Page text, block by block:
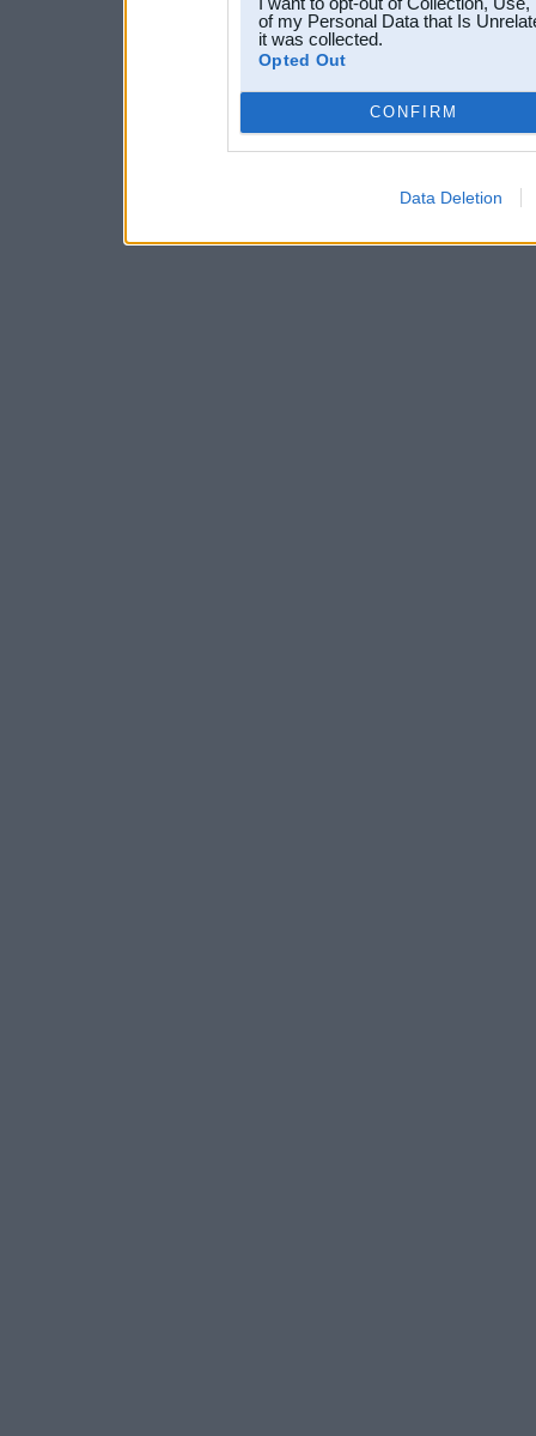
of my Personal Data that Is
it was collected.
Opted Out
CONFIRM
Data Deletion